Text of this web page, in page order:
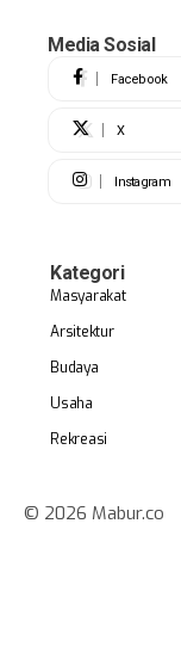
Media Sosial
Facebook
X
Instagram
Kategori
Masyarakat
Arsitektur
Budaya
Usaha
Rekreasi
© 2026 Mabur.co